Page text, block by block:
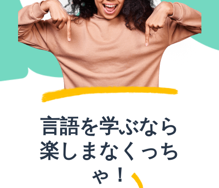
言語を学ぶなら
楽しまなくっち
ゃ！